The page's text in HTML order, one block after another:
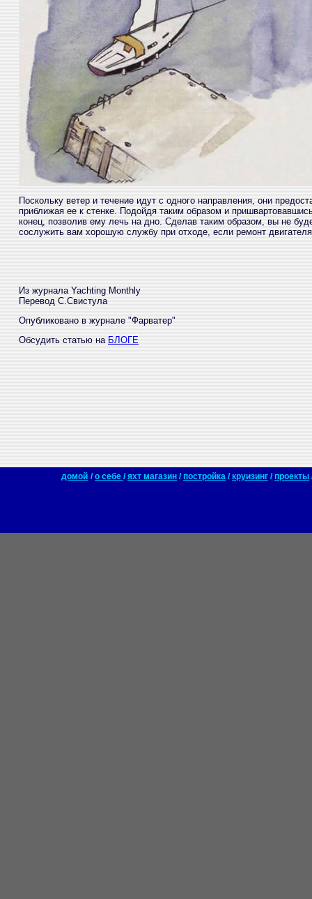
Поскольку ветер и течение идут с одного направления, они
приближая ее к стенке. Подойдя таким образом и
конец, позволив ему лечь на дно. Сделав таким образом, вы не
сослужить вам хорошую службу при отходе, если ремонт
Из журнала Yachting Monthly
Перевод С.Свистула
Опубликовано в журнале "Фарватер"
Обсудить статью на БЛОГЕ
домой /о себе /яхт магазин /постройка /круизинг /проекты